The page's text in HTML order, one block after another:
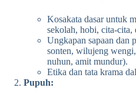
Kosakata dasar untuk
sekolah, hobi, cita-cita,
Ungkapan sapaan
sonten, wilujeng
nuhun, amit mundur).
Etika dan tata krama
Pupuh: